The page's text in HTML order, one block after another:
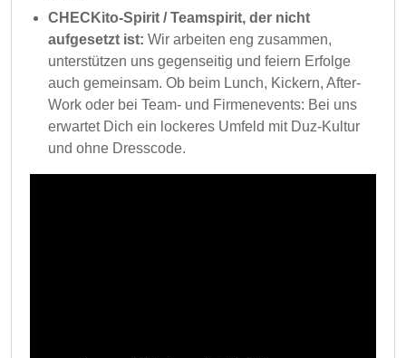
CHECKito-Spirit / Teamspirit, der nicht
aufgesetzt ist: Wir arbeiten eng zusammen,
unterstützen uns gegenseitig und feiern Erfolge
auch gemeinsam. Ob beim Lunch, Kickern, After-
Work oder bei Team- und Firmenevents: Bei uns
erwartet Dich ein lockeres Umfeld mit Duz-Kultur
und ohne Dresscode.